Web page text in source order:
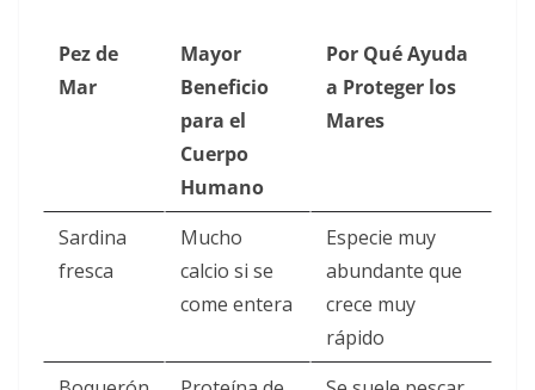
Pez de
Mar
Mayor
Beneficio
para el
Cuerpo
Humano
Por Qué Ayuda
a Proteger los
Mares
Sardina
fresca
Mucho
calcio si se
come entera
Especie muy
abundante que
crece muy
rápido